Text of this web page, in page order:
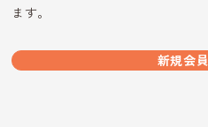
ます。
新規会